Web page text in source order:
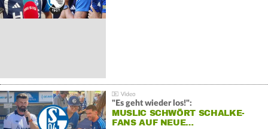
"Es geht wieder los!":
MUSLIC SCHWÖRT SCHALKE-
FANS AUF NEUE…